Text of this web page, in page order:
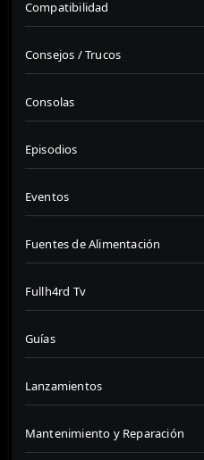
Compatibilidad
Consejos / Trucos
Consolas
Episodios
Eventos
Fuentes de Alimentación
Fullh4rd Tv
Guías
Lanzamientos
Mantenimiento y Reparación